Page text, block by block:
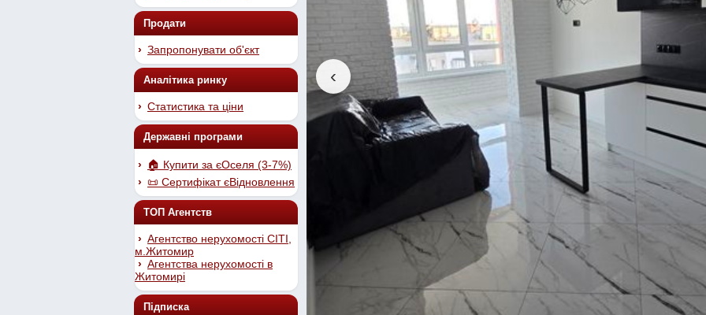
Продати
Запропонувати об'єкт
Аналітика ринку
Статистика та ціни
Державні програми
🏠 Купити за єОселя (3-7%)
📜 Сертифікат єВідновлення
ТОП Агентств
Агентство нерухомості СІТІ,
м.Житомир
Агентства нерухомості в
Житомирі
Підписка
‹